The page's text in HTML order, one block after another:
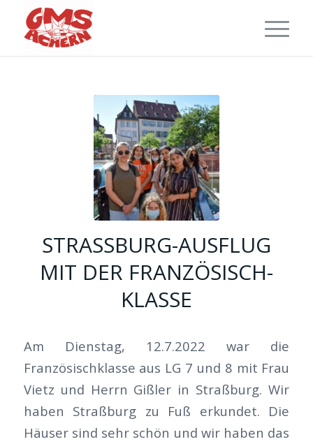
STRASSBURG-AUSFLUG M
IT DER FRANZÖSISCH-K
LASSE
Am Dienstag, 12.7.2022 war die
Französischklasse aus LG 7 und 8 mit Frau
Vietz und Herrn Gißler in Straßburg. Wir
haben Straßburg zu Fuß erkundet. Die
Häuser sind sehr schön und wir haben das